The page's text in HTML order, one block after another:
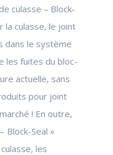
culasse – Block-
la culasse, le joint
dans le système
les fuites du bloc-
actuelle, sans
pour joint
! En outre,
Block-Seal »
les